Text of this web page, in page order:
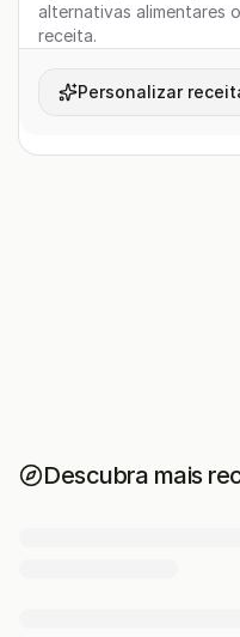
alternativas alimentares
receita.
Personalizar
Descubra mais